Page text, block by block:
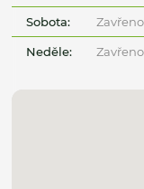
Sobota: Zavřeno
Neděle: Zavřeno